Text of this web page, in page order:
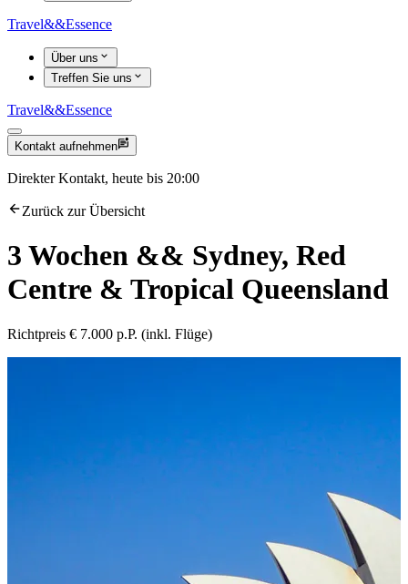
Travel&&Essence
Über uns
Treffen Sie uns
Travel&&Essence
Kontakt aufnehmen
Direkter Kontakt, heute bis 20:00
Zurück zur Übersicht
3 Wochen && Sydney, Red
Centre & Tropical Queensland
Richtpreis € 7.000 p.P. (inkl. Flüge)